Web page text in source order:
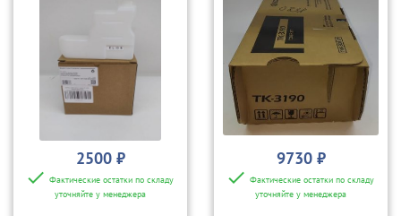
2500 ₽
Фактические остатки по складу
уточняйте у менеджера
9730 ₽
Фактические остатки по складу
уточняйте у менеджера